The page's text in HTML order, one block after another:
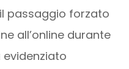
passaggio forzato
all’online durante
evidenziato